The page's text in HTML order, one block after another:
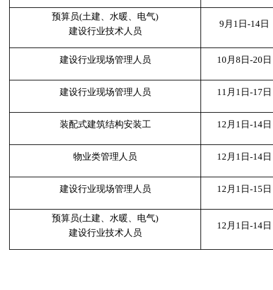
预算员(土建、水暖、电气)
建设行业技术人员
9月1日-14日
建设行业现场管理人员 10月8日-20日
建设行业现场管理人员 11月1日-17日
装配式建筑结构安装工 12月1日-14日
物业类管理人员 12月1日-14日
建设行业现场管理人员 12月1日-15日
预算员(土建、水暖、电气)
建设行业技术人员
12月1日-14日